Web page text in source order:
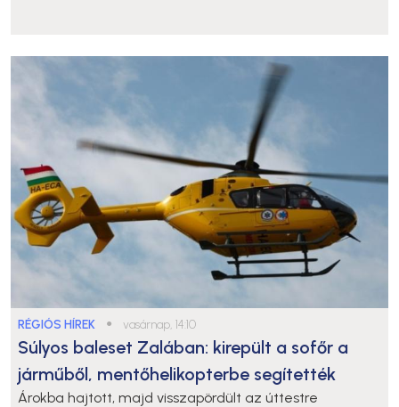
RÉGIÓS HÍREK ● vasárnap, 14:10
Súlyos baleset Zalában: kirepült a sofőr a
járműből, mentőhelikopterbe segítették
Árokba hajtott, majd visszapördült az úttestre